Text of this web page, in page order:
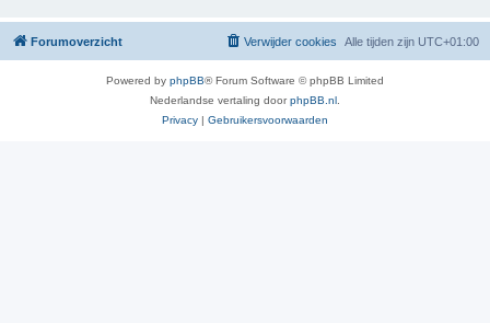
Forumoverzicht Alle tijden zijn UTC+01:00
Verwijder cookies
Powered by phpBB® Forum Software © phpBB Limited
Nederlandse vertaling doorphpBB.nl
Privacy | Gebruikersvoorwaarden